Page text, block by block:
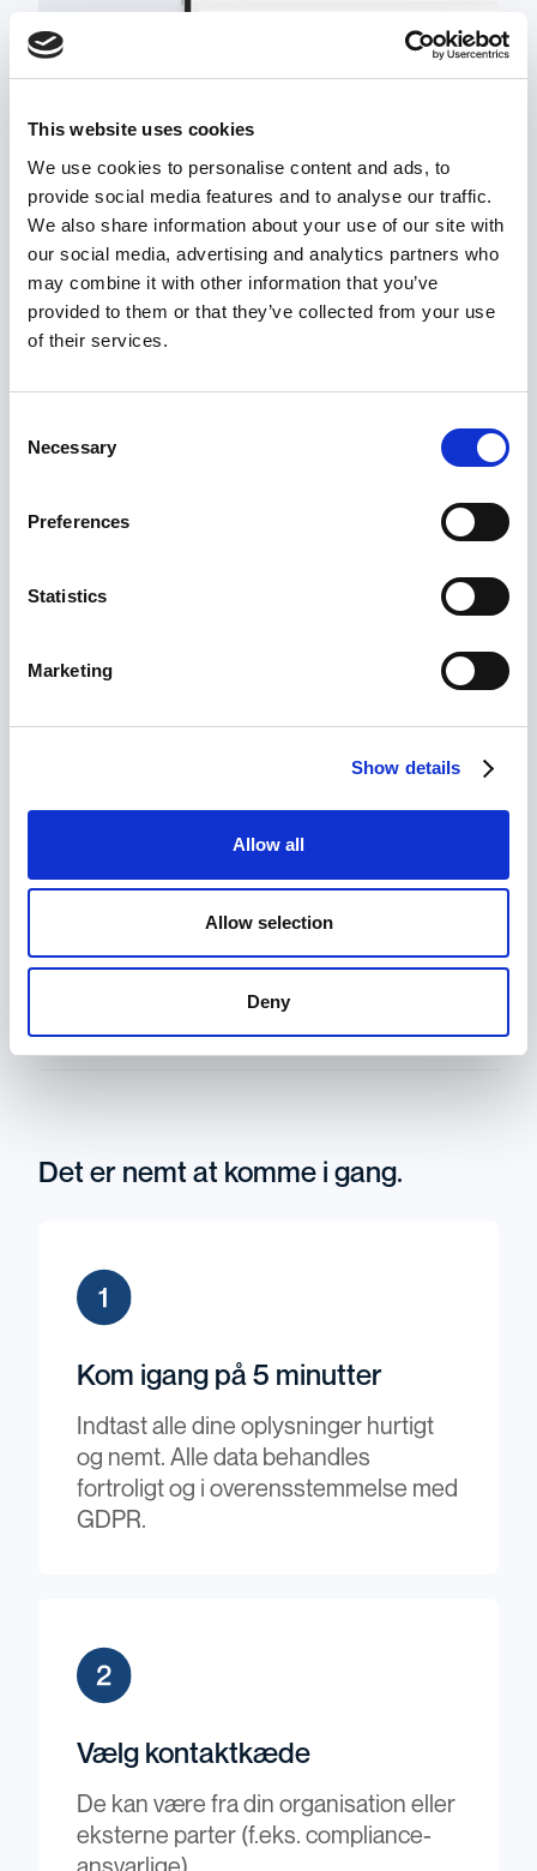
This website uses cookies
We use cookies to personalise content and ads, to
provide social media features and to analyse our traffic.
We also share information about your use of our site with
our social media, advertising and analytics partners who
may combine it with other information that you’ve
provided to them or that they’ve collected from your use
of their services.
Selection
Necessary
Preferences
Statistics
Marketing
Show details
Allow all
Allow selection
Deny
Prioriteret
support
Uanset om en whistleblowing -ordning er
vores supportteam, hvis du har brug for
Platformseksperter
Det er nemt at komme i gang.
Kom igang på 5 minutter
Indtast alle dine oplysninger hurtigt
og nemt. Alle data behandles
fortroligt og i overensstemmelse med
GDPR.
Vælg kontaktkæde
De kan være fra din organisation eller
eksterne parter (f.eks. compliance-